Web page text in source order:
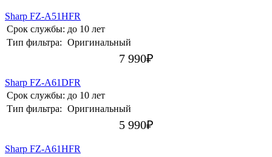
Sharp FZ-A51HFR
Срок службы: до 10 лет
Тип фильтра: Оригинальный
7 990₽
Sharp FZ-A61DFR
Срок службы: до 10 лет
Тип фильтра: Оригинальный
5 990₽
Sharp FZ-A61HFR